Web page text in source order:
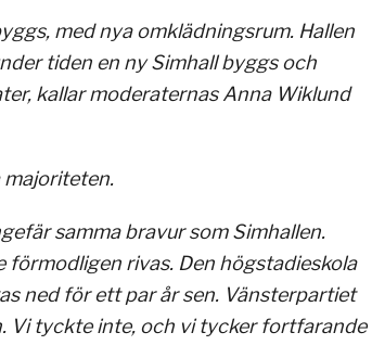
med nya omklädningsrum. Hallen
tiden en ny Simhall byggs och
kallar moderaternas Anna Wiklund
majoriteten.
samma bravur som Simhallen.
rivas. Den högstadieskola
ned för ett par år sen. Vänsterpartiet
Vi tyckte inte, och vi tycker fortfarande